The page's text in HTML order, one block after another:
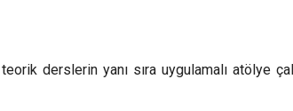
derslerin yanı sıra uygulamalı atölye